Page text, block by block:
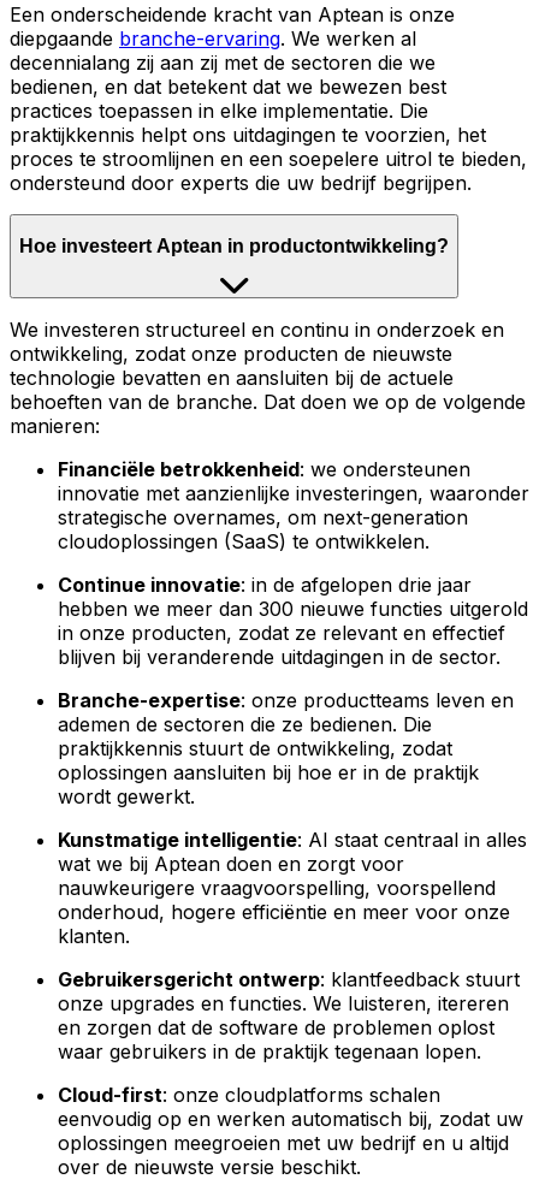
Een onderscheidende kracht van Aptean is onze
diepgaande branche-ervaring. We werken al
decennialang zij aan zij met de sectoren die we
bedienen, en dat betekent dat we bewezen best
practices toepassen in elke implementatie. Die
praktijkkennis helpt ons uitdagingen te voorzien, het
proces te stroomlijnen en een soepelere uitrol te bieden,
ondersteund door experts die uw bedrijf begrijpen.
Hoe investeert Aptean in productontwikkeling?
We investeren structureel en continu in onderzoek en
ontwikkeling, zodat onze producten de nieuwste
technologie bevatten en aansluiten bij de actuele
behoeften van de branche. Dat doen we op de volgende
manieren:
Financiële betrokkenheid: we ondersteunen
innovatie met aanzienlijke investeringen, waaronder
strategische overnames, om next-generation
cloudoplossingen (SaaS) te ontwikkelen.
Continue innovatie: in de afgelopen drie jaar
hebben we meer dan 300 nieuwe functies uitgerold
in onze producten, zodat ze relevant en effectief
blijven bij veranderende uitdagingen in de sector.
Branche-expertise: onze productteams leven en
ademen de sectoren die ze bedienen. Die
praktijkkennis stuurt de ontwikkeling, zodat
oplossingen aansluiten bij hoe er in de praktijk
wordt gewerkt.
Kunstmatige intelligentie: AI staat centraal in alles
wat we bij Aptean doen en zorgt voor
nauwkeurigere vraagvoorspelling, voorspellend
onderhoud, hogere efficiëntie en meer voor onze
klanten.
Gebruikersgericht ontwerp: klantfeedback stuurt
onze upgrades en functies. We luisteren, itereren
en zorgen dat de software de problemen oplost
waar gebruikers in de praktijk tegenaan lopen.
Cloud-first: onze cloudplatforms schalen
eenvoudig op en werken automatisch bij, zodat uw
oplossingen meegroeien met uw bedrijf en u altijd
over de nieuwste versie beschikt.